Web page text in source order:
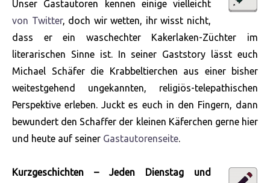
Unser Gastautoren kennen einige vielleicht
von Twitter, doch wir wetten, ihr wisst nicht,
dass er ein waschechter Kakerlaken-Züchter im
literarischen Sinne ist. In seiner Gaststory lässt euch
Michael Schäfer die Krabbeltierchen aus einer bisher
weitestgehend ungekannten, religiös-telepathischen
Perspektive erleben. Juckt es euch in den Fingern, dann
bewundert den Schaffer der kleinen Käferchen gerne hier
und heute auf seiner Gastautorenseite.
Kurzgeschichten – Jeden Dienstag und